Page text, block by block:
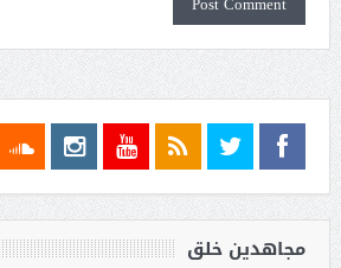
مجاهدین خلق